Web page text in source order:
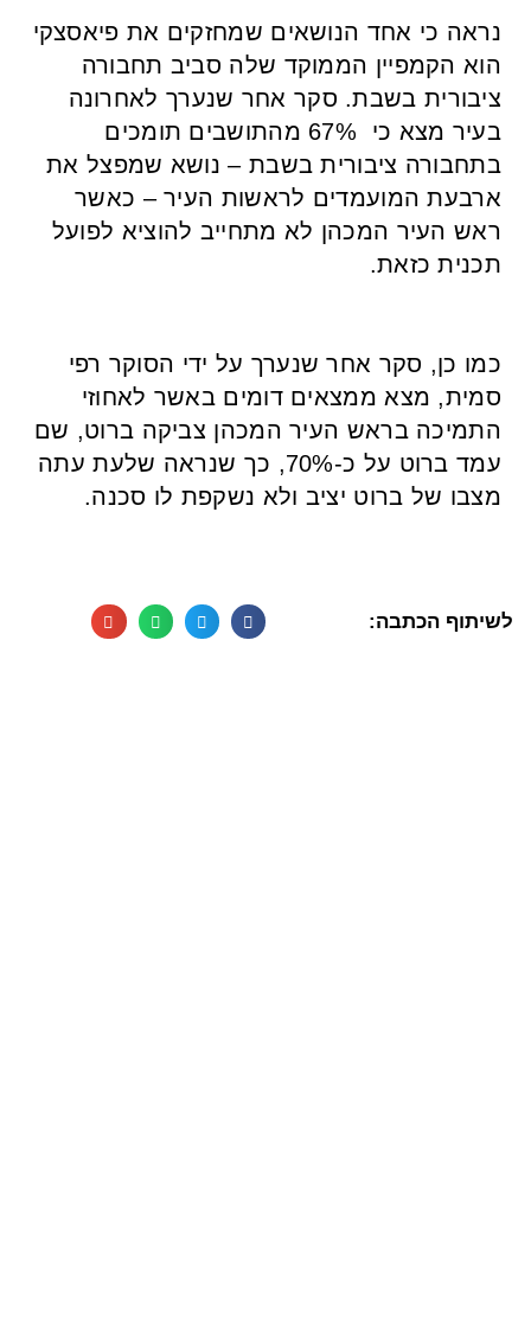
נראה כי אחד הנושאים שמחזקים את פיאסצקי
הוא הקמפיין הממוקד שלה סביב תחבורה
ציבורית בשבת. סקר אחר שנערך לאחרונה
בעיר מצא כי 67% מהתושבים תומכים
בתחבורה ציבורית בשבת – נושא שמפצל את
ארבעת המועמדים לראשות העיר – כאשר
ראש העיר המכהן לא מתחייב להוציא לפועל
תכנית כזאת.
כמו כן, סקר אחר שנערך על ידי הסוקר רפי
סמית, מצא ממצאים דומים באשר לאחוזי
התמיכה בראש העיר המכהן צביקה ברוט, שם
עמד ברוט על כ-70%, כך שנראה שלעת עתה
מצבו של ברוט יציב ולא נשקפת לו סכנה.
לשיתוף הכתבה: